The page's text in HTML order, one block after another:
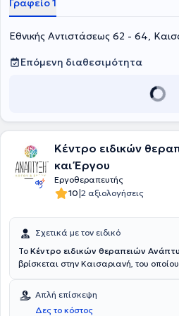
Γραφείο 1
Εθνικής Αντιστάσεως 62 - 64,
Επόμενη διαθεσιμότητα
Κέντρο ειδικών
και Έργου
Εργοθεραπευτής
10|2 αξιολογήσεις
Σχετικά με τον ειδικό
Το Κέντρο ειδικών θεραπειών
βρίσκεται στην Καισαριανή, του
θεραπειών στελεχώνεται από άρτια
με πολυετή εμπειρία καλύπτοντας ένα
Απλή επίσκεψη
Δες το κόστος